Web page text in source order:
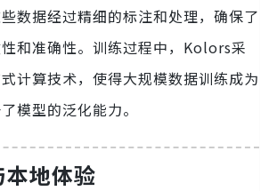
数据经过精细的标注和处理，确保了
和准确性。训练过程中，Kolors采
计算技术，使得大规模数据训练成为
模型的泛化能力。
地体验